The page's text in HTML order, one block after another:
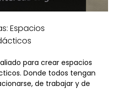
Espacios
para crear espacios
Donde todos tengan
de trabajar y de